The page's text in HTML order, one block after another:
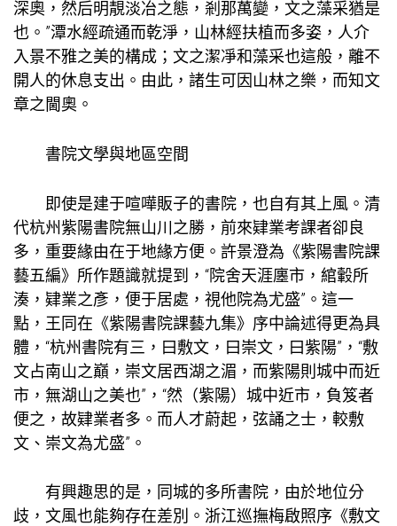
深奧，然后明靚淡冶之態，剎那萬變，文之藻采猶是
也。”潭水經疏通而乾淨，山林經扶植而多姿，人介
入景不雅之美的構成；文之潔凈和藻采也這般，離不
開人的休息支出。由此，諸生可因山林之樂，而知文
章之閫奧。
書院文學與地區空間
即使是建于喧嘩販子的書院，也自有其上風。清
代杭州紫陽書院無山川之勝，前來肄業考課者卻良
多，重要緣由在于地緣方便。許景澄為《紫陽書院課
藝五編》所作題識就提到，“院舍天涯廛市，綰轂所
湊，肄業之彥，便于居處，視他院為尤盛”。這一
點，王同在《紫陽書院課藝九集》序中論述得更為具
體，“杭州書院有三，曰敷文，曰崇文，曰紫陽”，“敷
文占南山之巔，崇文居西湖之湄，而紫陽則城中而近
市，無湖山之美也”，“然（紫陽）城中近市，負笈者
便之，故肄業者多。而人才蔚起，弦誦之士，較敷
文、崇文為尤盛”。
有興趣思的是，同城的多所書院，由於地位分
歧，文風也能夠存在差別。浙江巡撫梅啟照序《敷文